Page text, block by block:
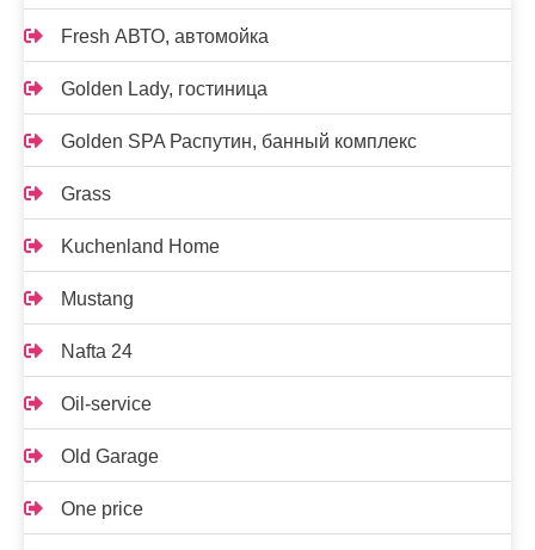
Fresh АВТО, автомойка
Golden Lady, гостиница
Golden SPA Распутин, банный комплекс
Grass
Kuchenland Home
Mustang
Nafta 24
Oil-service
Old Garage
One price